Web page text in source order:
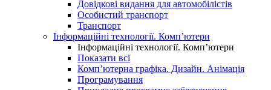
Довідкові видання для автомобілістів
Особистий транспорт
Транспорт
Інформаційні технології. Комп’ютери
Інформаційні технології. Комп’ютери
Показати всі
Комп’ютерна графіка. Дизайн. Анімація
Програмування